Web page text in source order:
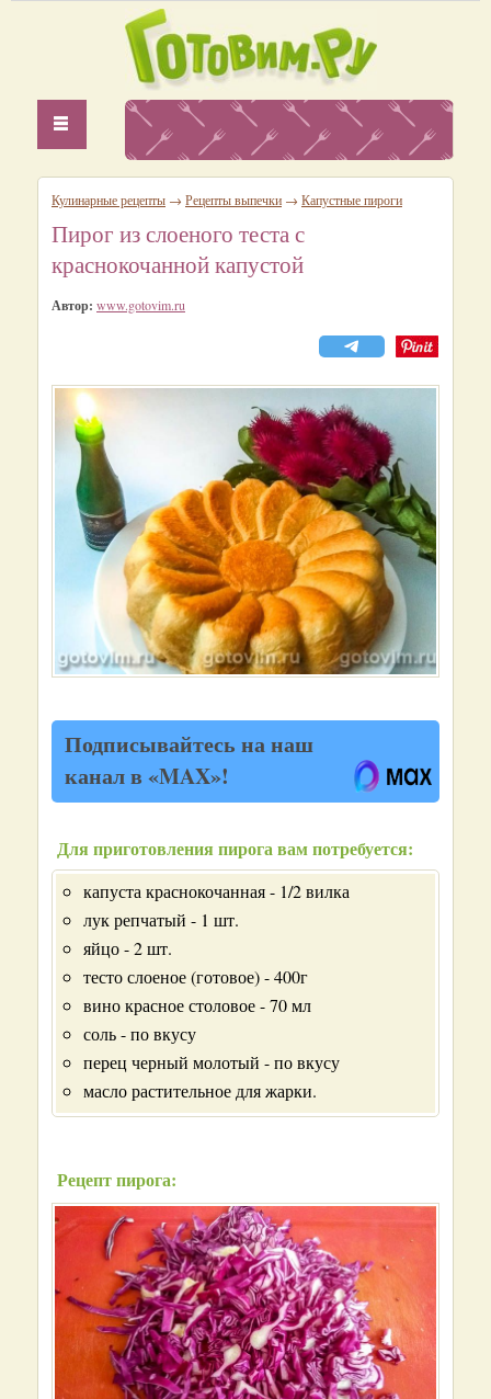
Кулинарные рецепты → Рецепты выпечки → Капустные пироги
Пирог из слоеного теста с
краснокочанной капустой
Автор: www.gotovim.ru
Подписывайтесь на наш
канал в «MAX»!
Для приготовления пирога вам потребуется:
капуста краснокочанная - 1/2 вилка
лук репчатый - 1 шт.
яйцо - 2 шт.
тесто слоеное (готовое) - 400г
вино красное столовое - 70 мл
соль - по вкусу
перец черный молотый - по вкусу
масло растительное для жарки.
Рецепт пирога: